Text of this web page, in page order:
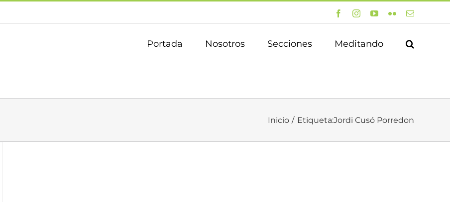
FacebookInstagramYouTube
FlickrCorreo
Portada Nosotros Secciones Meditando
Inicio Etiqueta:Jordi Cusó Porredon